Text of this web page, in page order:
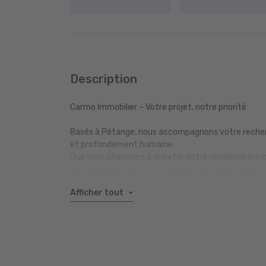
Description
Carmo Immobilier – Votre projet, notre priorité
Basés à Pétange, nous accompagnons votre
et profondément humaine.
Chaque projet mérite une attention unique. Nous
Afficher tout